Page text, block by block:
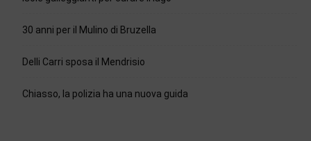
30 anni per il Mulino di Bruzella
Delli Carri sposa il Mendrisio
Chiasso, la polizia ha una nuova guida